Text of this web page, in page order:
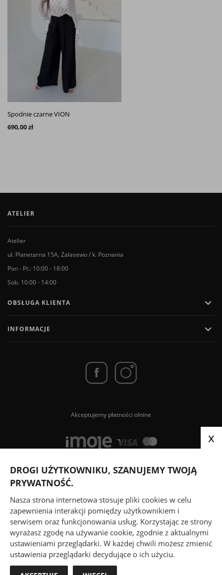
Spodnie czarne VION
690,00 zł
ATELIER
Atelier
ul. Planetarna 15A, Zalasewo / k. Poznania
Pon - Pt.: 10:00 - 18:00
Sob. 10:00 - 14:00
OBSŁUGA KLIENTA 
INFORMACJE 
Akceptujemy płatności olnine
Paczki wysyłamy za pośrednictwem
© 2026www.Chruscinska.pl| Wszystkie prawa do treści i sklepu
DROGI UŻYTKOWNIKU, SZANUJEMY TWOJĄ
PRYWATNOŚĆ.
Nasza strona internetowa stosuje pliki cookies w celu
zapewnienia interakcji pomiędzy użytkownikiem i
serwisem oraz funkcjonowania usług. Korzystając ze strony
wyrażasz zgodę na używanie cookie, zgodnie z aktualnymi
ustawieniami przeglądarki. W każdej chwili możesz zmienić
ustawienia przeglądarki decydujące o ich użyciu.
x